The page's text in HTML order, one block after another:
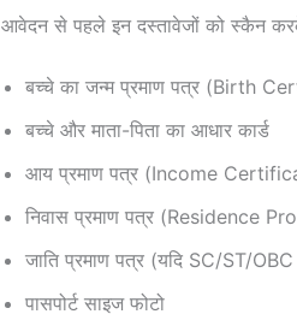
आवेदन से पहले इन दस्तावेजों को स्कैन
बच्चे का जन्म प्रमाण पत्र (Birth
बच्चे और माता-पिता का आधार कार्ड
आय प्रमाण पत्र (Income
निवास प्रमाण पत्र (Residence
जाति प्रमाण पत्र (यदि SC/ST/
पासपोर्ट साइज फोटो